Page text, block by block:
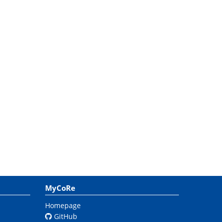
MyCoRe
Homepage
GitHub